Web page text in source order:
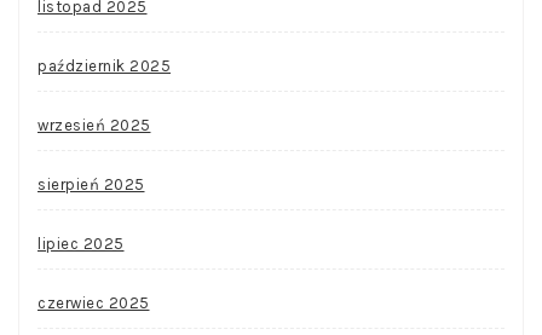
listopad 2025
październik 2025
wrzesień 2025
sierpień 2025
lipiec 2025
czerwiec 2025